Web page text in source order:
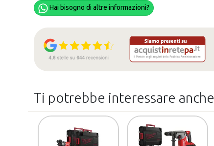
Hai bisogno di altre informazioni?
Ti potrebbe interessare anche